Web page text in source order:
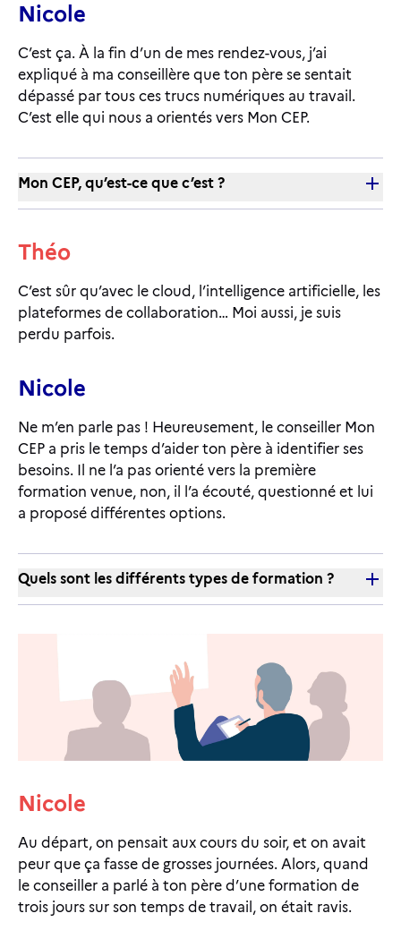
Nicole
C’est ça. À la fin d’un de mes rendez-vous, j’ai
expliqué à ma conseillère que ton père se sentait
dépassé par tous ces trucs numériques au travail.
C’est elle qui nous a orientés vers Mon CEP.
Mon CEP, qu’est-ce que c’est ?
Théo
C’est sûr qu’avec le cloud, l’intelligence artificielle, les
plateformes de collaboration… Moi aussi, je suis
perdu parfois.
Nicole
Ne m’en parle pas ! Heureusement, le conseiller Mon
CEP a pris le temps d’aider ton père à identifier ses
besoins. Il ne l’a pas orienté vers la première
formation venue, non, il l’a écouté, questionné et lui
a proposé différentes options.
Quels sont les différents types de formation ?
Nicole
Au départ, on pensait aux cours du soir, et on avait
peur que ça fasse de grosses journées. Alors, quand
le conseiller a parlé à ton père d’une formation de
trois jours sur son temps de travail, on était ravis.